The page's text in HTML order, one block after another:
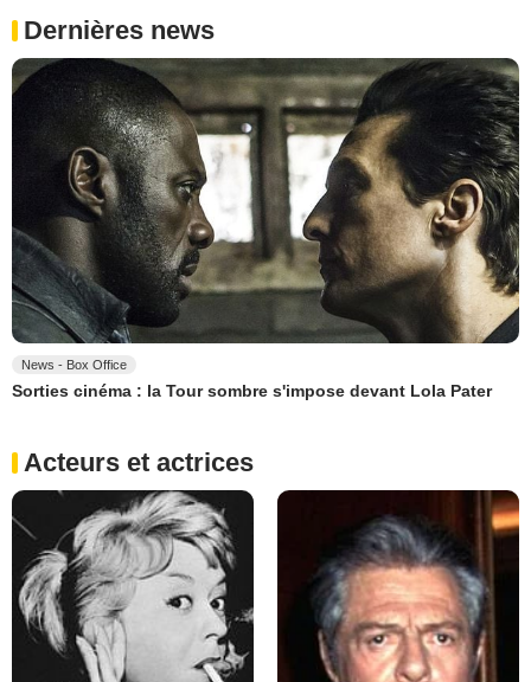
Dernières news
News - Box Office
Sorties cinéma : la Tour sombre s'impose devant Lola Pater
Acteurs et actrices